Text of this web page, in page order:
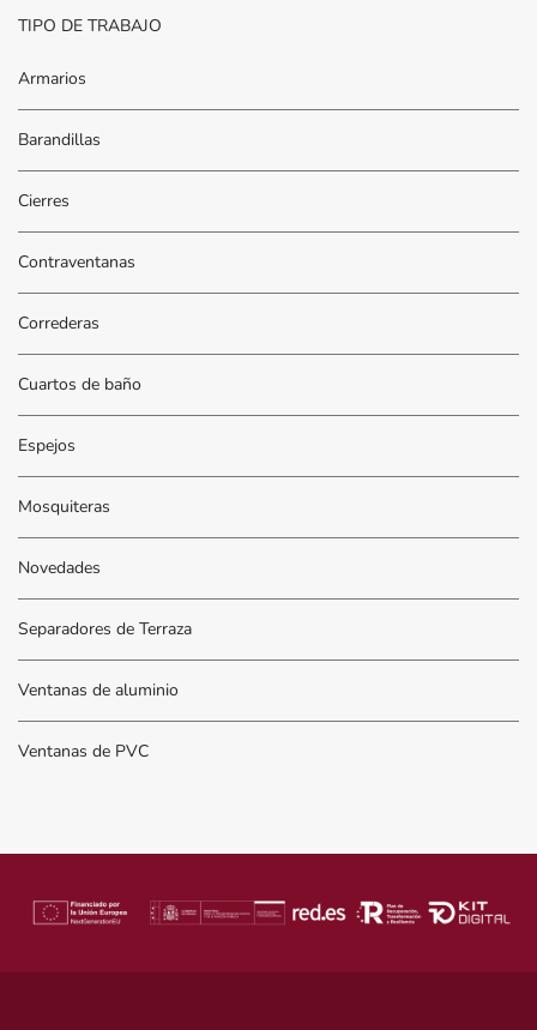
TIPO DE TRABAJO
Armarios
Barandillas
Cierres
Contraventanas
Correderas
Cuartos de baño
Espejos
Mosquiteras
Novedades
Separadores de Terraza
Ventanas de aluminio
Ventanas de PVC